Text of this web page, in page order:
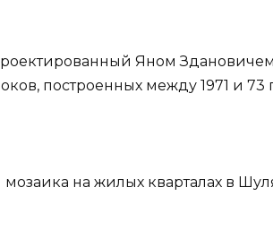
Яном
построенных между 1971 и
мозаика на жилых кварталах в